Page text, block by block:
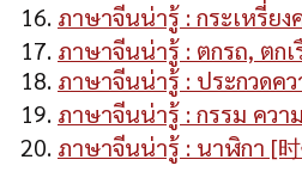
ภาษาจีนน่ารู้ : กระเหรี่ยง
ภาษาจีนน่ารู้ : ตกรถ, ตก
ภาษาจีนน่ารู้ : ประกวดค
ภาษาจีนน่ารู้ : กรรม ควา
ภาษาจีนน่ารู้ : นาฬิกา [